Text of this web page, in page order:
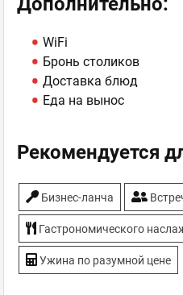
WiFi
Бронь столиков
Доставка блюд
Еда на вынос
Рекомендуется
Бизнес-ланча
Гастрономического
Ужина по разумной цене